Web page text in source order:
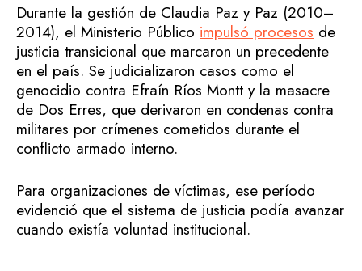
Durante la gestión de Claudia Paz y Paz (2010–
2014), el Ministerio Público impulsó procesos de
justicia transicional que marcaron un precedente
en el país. Se judicializaron casos como el
genocidio contra Efraín Ríos Montt y la masacre
de Dos Erres, que derivaron en condenas contra
militares por crímenes cometidos durante el
conflicto armado interno.
Para organizaciones de víctimas, ese período
evidenció que el sistema de justicia podía avanzar
cuando existía voluntad institucional.